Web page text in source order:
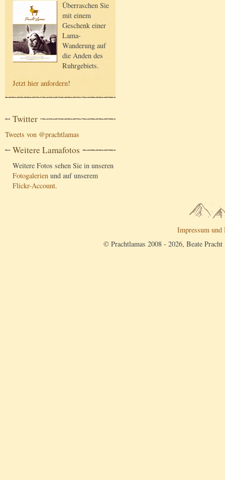
Überraschen Sie
mit einem
Geschenk einer
Lama-
Wanderung auf
die Anden des
Ruhrgebiets.
Jetzt hier anfordern!
Twitter
Tweets von @prachtlamas
Weitere Lamafotos
Weitere Fotos sehen Sie in unseren
Fotogalerien und auf unserem
Flickr-Account.
Impressum und
© Prachtlamas 2008 - 2026, Beate Pracht